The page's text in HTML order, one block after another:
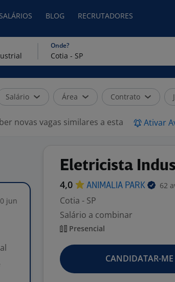
SALÁRIOS BLOG RECRUTADORES
Onde?
Salário Área Contrato
novas vagas similares a esta Ativar
jun
Eletricista
4,0 ANIMALIA PARK 62
Cotia - SP
Salário a combinar
Presencial
CANDIDATAR-ME